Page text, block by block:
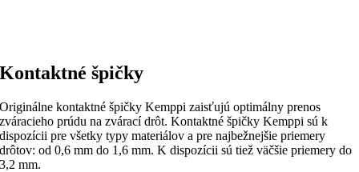
Kontaktné špičky
Originálne kontaktné špičky Kemppi zaisťujú optimálny prenos
zváracieho prúdu na zvárací drôt. Kontaktné špičky Kemppi sú k
dispozícii pre všetky typy materiálov a pre najbežnejšie priemery
drôtov: od 0,6 mm do 1,6 mm. K dispozícii sú tiež väčšie priemery do
3,2 mm.